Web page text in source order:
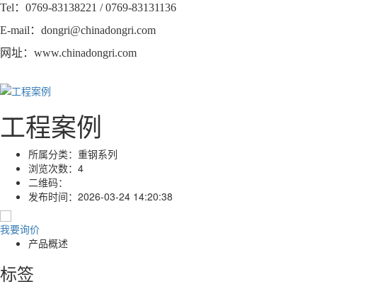
Tel：0769-83138221 / 0769-83131136
E-mail：dongri@chinadongri.com
网址：www.chinadongri.com
工程案例
所属分类： 重钢系列
浏览次数： 4
二维码：
发布时间： 2026-03-24 14:20:38
我要询价
产品概述
标签